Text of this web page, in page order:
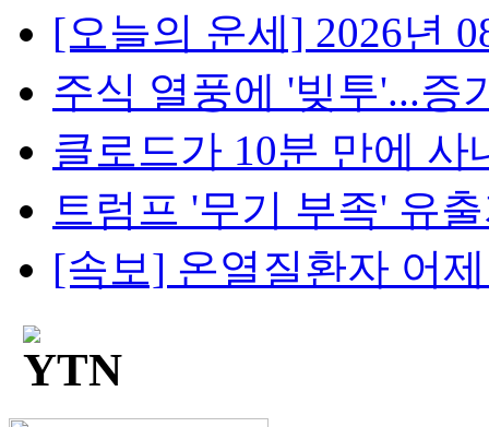
[오늘의 운세] 2026년
주식 열풍에 '빚투'...증
클로드가 10분 만에 사
트럼프 '무기 부족' 유
[속보] 온열질환자 어